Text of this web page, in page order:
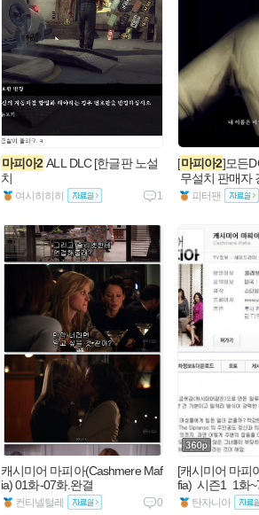
마피아2 ALL DLC [한글판 노설
치
여시히히히 1
[마피아2]모든
무설치 판매자
피터팬
캐시미어 마피아(Cashmere Maf
ia) 01화-07화.완결
컨티넬털레 0
[캐시미어 마피
fia)  시즌1  1화
탄자니아